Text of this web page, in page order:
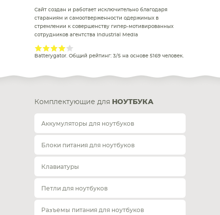
Сайт создан и работает исключительно благодаря
стараниям и самоотверженности одержимых в
стремлении к совершенству гипер-мотивированных
сотрудников агентства Industrial Media
Batterygator. Общий рейтинг: 3/5 на основе 5169 человек.
Комплектующие для НОУТБУКА
Аккумуляторы для ноутбуков
Блоки питания для ноутбуков
Клавиатуры
Петли для ноутбуков
Разъемы питания для ноутбуков